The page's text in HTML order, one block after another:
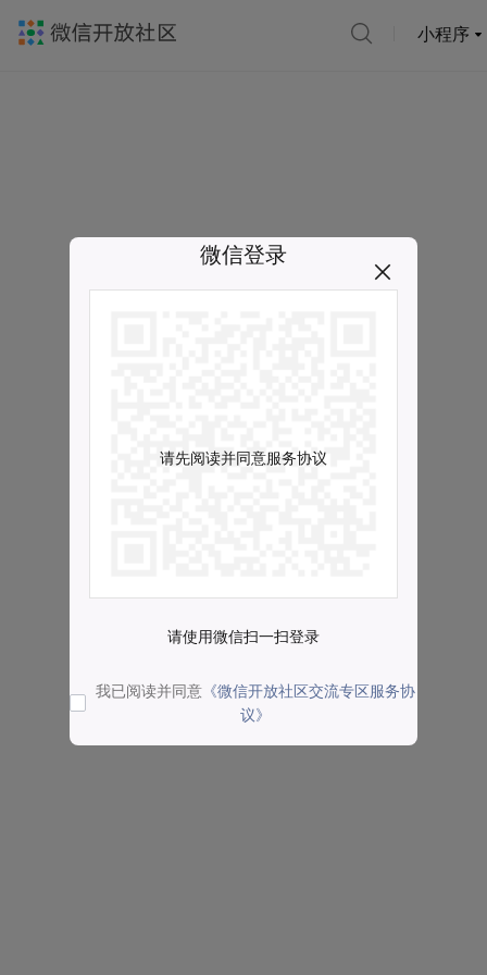
小程序
微信登录
请先阅读并同意服务协议
请使用微信扫一扫登录
我已阅读并同意 《微信开放社区交流专区服务协
议》